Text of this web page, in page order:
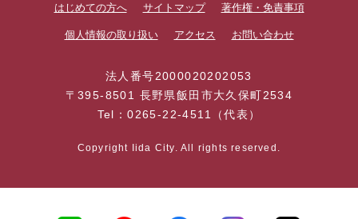
はじめての方へ サイトマップ 著作権・免責事項
個人情報の取り扱い アクセス お問い合わせ
法人番号2000020202053
〒395-8501 長野県飯田市大久保町2534
Tel：0265-22-4511（代表）
Copyright Iida City. All rights reserved.